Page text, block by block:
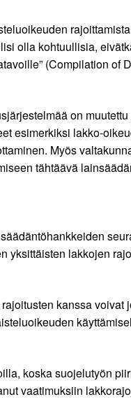
olla kohtuullisia,
(Compilation of
on
esimerkiksi lakko-
Myös
tähtäävä
yksittäisten lakkojen
kanssa
koska suojelutyön
vaatimuksiin